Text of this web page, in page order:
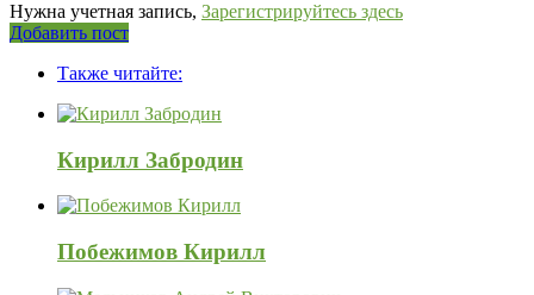
Нужна учетная запись, Зарегистрируйтесь здесь
Боковая
Добавить пост
120x600Также читайте:
Кирилл Забродин
Побежимов Кирилл